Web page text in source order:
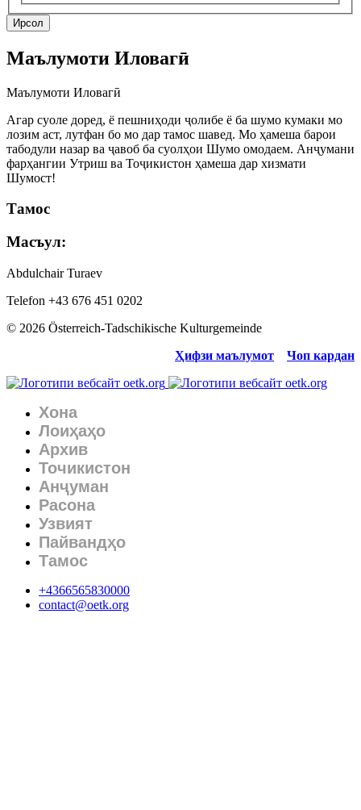
Ирсол
Маълумоти Иловагӣ
Маълумоти Иловагӣ
Агар суоле доред, ё пешниҳоди ҷолибе ё ба шумо кумаки мо
лозим аст, лутфан бо мо дар тамос шавед. Мо ҳамеша барои
табодули назар ва ҷавоб ба суолҳои Шумо омодаем. Анҷумани
фарҳангии Утриш ва Тоҷикистон ҳамеша дар хизмати
Шумост!
Тамос
Масъул:
Abdulchair Turaev
Telefon +43 676 451 0202
© 2026 Österreich-Tadschikische Kulturgemeinde
Ҳифзи маълумот
Чоп кардан
Хона
Лоиҳаҳо
Архив
Точикистон
Анҷуман
Расона
Узвият
Пайвандҳо
Тамос
+4366565830000
contact@oetk.org